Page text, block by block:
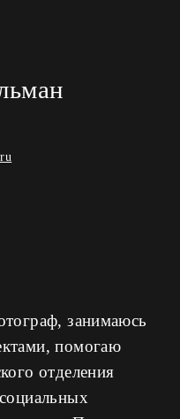
занимаюсь
помогаю
отделения